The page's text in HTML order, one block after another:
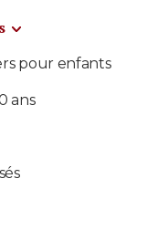
pour enfants
ans